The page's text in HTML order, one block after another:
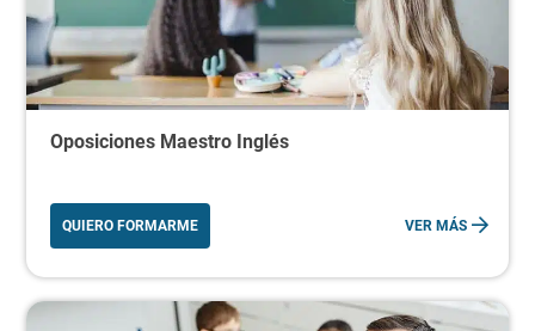
Oposiciones Maestro Inglés
QUIERO FORMARME VER MÁS